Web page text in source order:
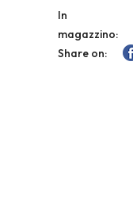
In
magazzino:
Share on: